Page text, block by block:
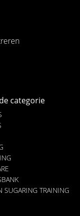
categorie
SUGARING TRAINING